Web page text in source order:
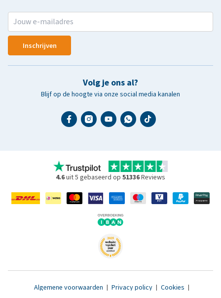
Inschrijven
Volg je ons al?
Blijf op de hoogte via onze social media kanalen
4.6uit 5 gebaseerd op 51336Reviews
Algemene voorwaarden | Privacy policy | Cookies |